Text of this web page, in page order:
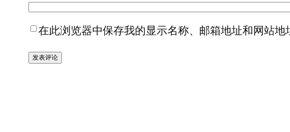
在此浏览器中保存我的显示名称、邮箱地址和网站地